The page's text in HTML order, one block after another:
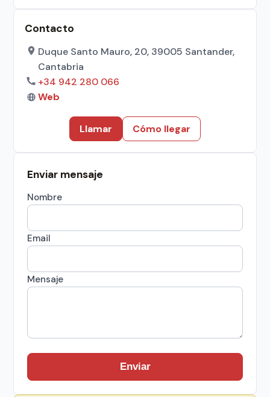
Contacto
Duque Santo Mauro, 20, 39005 Santander,
Cantabria
+34 942 280 066
Web
Llamar Cómo llegar
Enviar mensaje
Nombre
Email
Mensaje
Enviar